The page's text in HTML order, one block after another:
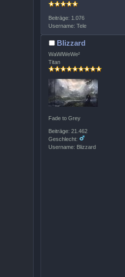
Beiträge: 1.076
Username: Tele
Blizzard
WaWiWeWe²
Titan
Fade to Grey
Beiträge: 21.462
Geschlecht:
Username: Blizzard